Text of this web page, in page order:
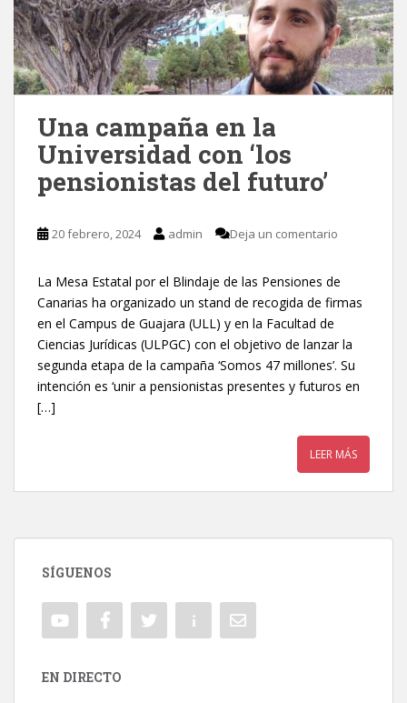
Una campaña en la
Universidad con ‘los
pensionistas del futuro’
20 febrero, 2024 admin Deja un comentario
La Mesa Estatal por el Blindaje de las Pensiones de
Canarias ha organizado un stand de recogida de firmas
en el Campus de Guajara (ULL) y en la Facultad de
Ciencias Jurídicas (ULPGC) con el objetivo de lanzar la
segunda etapa de la campaña ‘Somos 47 millones’. Su
intención es ‘unir a pensionistas presentes y futuros en
[…]
LEER MÁS
SÍGUENOS
EN DIRECTO